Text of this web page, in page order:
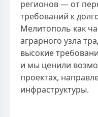
регионов — от
требований к
Мелитополь как
аграрного узла
высокие
и мы ценили
проектах,
инфраструктуры.